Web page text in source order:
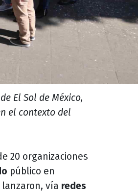
El Sol de México,
el contexto del
20 organizaciones
público en
vía redes